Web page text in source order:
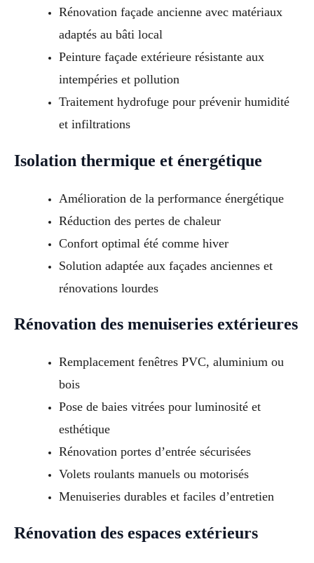
Rénovation façade ancienne avec matériaux
adaptés au bâti local
Peinture façade extérieure résistante aux
intempéries et pollution
Traitement hydrofuge pour prévenir humidité
et infiltrations
Isolation thermique et énergétique
Amélioration de la performance énergétique
Réduction des pertes de chaleur
Confort optimal été comme hiver
Solution adaptée aux façades anciennes et
rénovations lourdes
Rénovation des menuiseries extérieures
Remplacement fenêtres PVC, aluminium ou
bois
Pose de baies vitrées pour luminosité et
esthétique
Rénovation portes d’entrée sécurisées
Volets roulants manuels ou motorisés
Menuiseries durables et faciles d’entretien
Rénovation des espaces extérieurs